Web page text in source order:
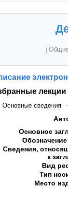
Основные сведения
Основное
Сведения,
к
Вид
Тип
Место